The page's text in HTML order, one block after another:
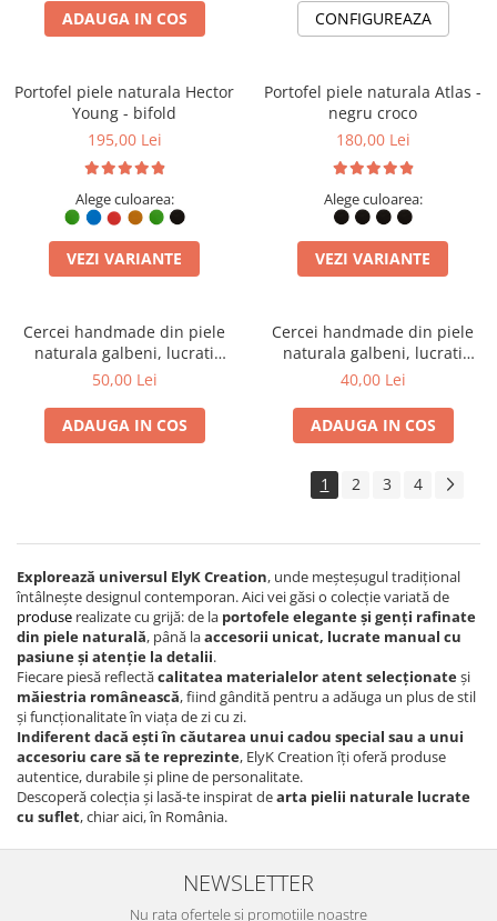
Produs in Romania
ADAUGA IN COS CONFIGUREAZA
Portofel piele naturala Hector
Young - bifold
195,00 Lei
Alege culoarea:
VEZI VARIANTE
Portofel piele naturala Atlas -
negru croco
180,00 Lei
Alege culoarea:
VEZI VARIANTE
Cercei handmade din piele
naturala galbeni, lucrati
manual, Angy, model 2 fluturi,
50,00 Lei
ADAUGA IN COS
Cercei handmade din piele
naturala galbeni, lucrati
manual, Angy, model frunza,
40,00 Lei
ADAUGA IN COS
1 2 3 4
Explorează universul ElyK Creation, unde meșteșugul tradițional
întâlnește designul contemporan. Aici vei găsi o colecție variată de
produse realizate cu grijă: de la portofele elegante și genți rafinate
din piele naturală, până laaccesorii unicat, lucrate manual cu
pasiune și atenție la detalii.
Fiecare piesă reflectăcalitatea materialelor atent selecționateși
măiestria românească, fiind gândită pentru a adăuga un plus de stil
și funcționalitate în viața de zi cu zi.
Indiferent dacă ești în căutarea unui cadou special sau a unui
accesoriu care să te reprezinte, ElyK Creation îți oferă produse
autentice, durabile și pline de personalitate.
Descoperă colecția și lasă-te inspirat dearta pielii naturale lucrate
cu suflet, chiar aici, în România.
NEWSLETTER
Nu rata ofertele si promotiile noastre